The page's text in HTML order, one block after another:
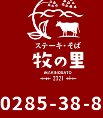
0285-38-